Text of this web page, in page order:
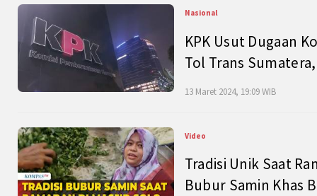
Nasional
KPK Usut Dugaan
Tol Trans
13 Maret 2024, 19:09 WIB
Video
Tradisi Unik Saat
Bubur Samin Khas